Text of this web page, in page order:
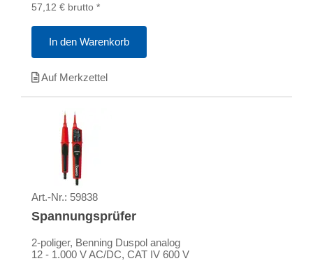
57,12 € brutto *
In den Warenkorb
Auf Merkzettel
Art.-Nr.: 59838
Spannungsprüfer
2-poliger, Benning Duspol analog
12 - 1.000 V AC/DC, CAT IV 600 V